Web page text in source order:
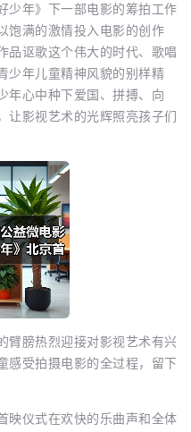
年》下一部电影的筹拍工作
饱满的激情投入电影的创作
品讴歌这个伟大的时代、歌唱
少年儿童精神风貌的别样精
年心中种下爱国、拼搏、向
让影视艺术的光辉照亮孩子们
膀热烈迎接对影视艺术有兴
感受拍摄电影的全过程，留下
仪式在欢快的乐曲声和全体